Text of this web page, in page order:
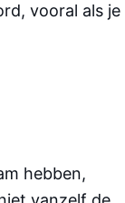
vooral als je
hebben,